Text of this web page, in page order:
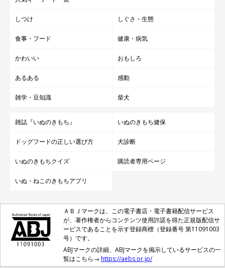
しつけ しぐさ・生態
食事・フード 健康・病気
かわいい おもしろ
あるある 感動
雑学・豆知識 柴犬
雑誌『いぬのきもち』 いぬのきもち健保
ドッグフードの正しい選び方 犬診断
いぬのきもちクイズ 購読者専用ページ
いぬ・ねこのきもちアプリ
ＡＢＪマークは、この電子書店・電子書籍配信サービス
が、著作権者からコンテンツ使用許諾を得た正規版配信サ
ービスであることを示す登録商標（登録番号 第11091003
号）です。
ABJマークの詳細、ABJマークを掲示しているサービスの一
覧はこちら→ https://aebs.or.jp/